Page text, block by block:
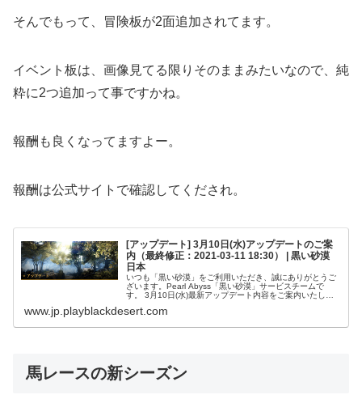
そんでもって、冒険板が2面追加されてます。
イベント板は、画像見てる限りそのままみたいなので、純
粋に2つ追加って事ですかね。
報酬も良くなってますよー。
報酬は公式サイトで確認してくだされ。
[アップデート] 3月10日(水)アップデートのご案
内（最終修正：2021-03-11 18:30） | 黒い砂漠
日本
いつも「黒い砂漠」をご利用いただき、誠にありがとうご
ざいます。Pearl Abyss「黒い砂漠」サービスチームで
す。 3月10日(水)最新アップデート内容をご案内いたしま
【追加及び改...
www.jp.playblackdesert.com
馬レースの新シーズン